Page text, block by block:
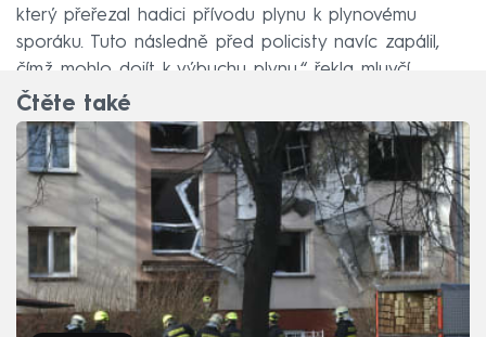
který přeřezal hadici přívodu plynu k plynovému
sporáku. Tuto následně před policisty navíc zapálil,
čímž mohlo dojít k výbuchu plynu,“ řekla mluvčí.
Čtěte také